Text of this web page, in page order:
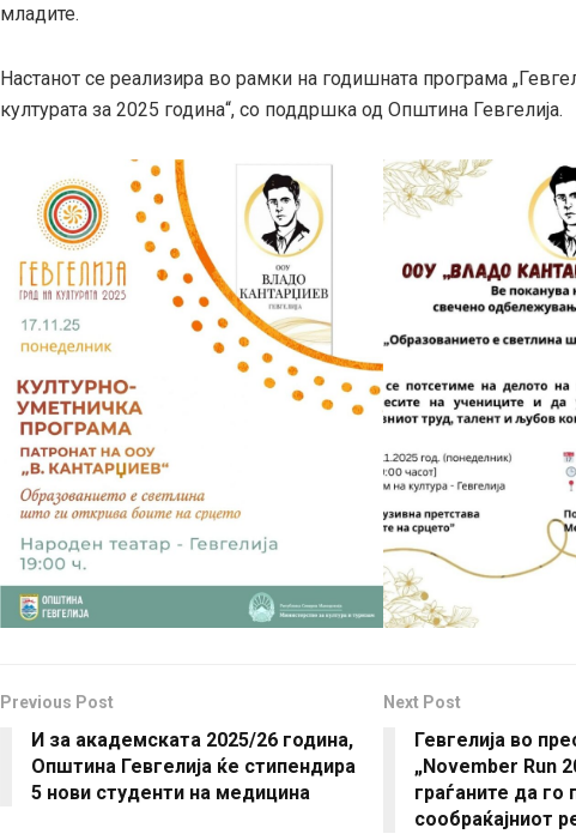
младите.
Настанот се реализира во рамки на годишната програма
културата за 2025 година“, со поддршка од Општина Гевгелија.
Previous Post
И за академската 2025/26 година,
Општина Гевгелија ќе стипендира
5 нови студенти на медицина
Next Post
Гевгелија во
„November Run
граѓаните да го
сообраќајниот